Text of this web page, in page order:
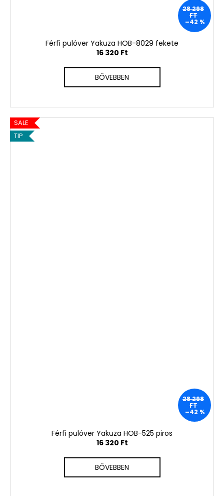
28 298
FT
–42 %
Férfi pulóver Yakuza HOB-8029 fekete
16 320 Ft
BŐVEBBEN
SALE
TIP
28 298
FT
–42 %
Férfi pulóver Yakuza HOB-525 piros
16 320 Ft
BŐVEBBEN